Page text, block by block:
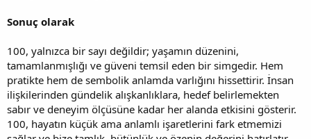
Sonuç olarak
100, yalnızca bir sayı değildir; yaşamın düzenini,
tamamlanmışlığı ve güveni temsil eden bir simgedir. Hem
pratikte hem de sembolik anlamda varlığını hissettirir. İnsan
ilişkilerinden gündelik alışkanlıklara, hedef belirlemekten
sabır ve deneyim ölçüsüne kadar her alanda etkisini gösterir.
100, hayatın küçük ama anlamlı işaretlerini fark etmemizi